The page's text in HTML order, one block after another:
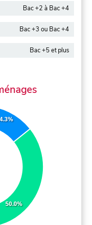
Bac +2 à Bac +4
Bac +3 ou Bac +4
Bac +5 et plus
50.0%